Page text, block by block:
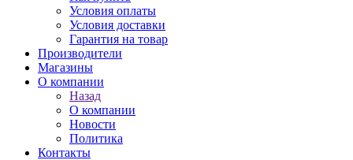
Условия оплаты
Условия доставки
Гарантия на товар
Производители
Магазины
О компании
Назад
О компании
Новости
Политика
Контакты